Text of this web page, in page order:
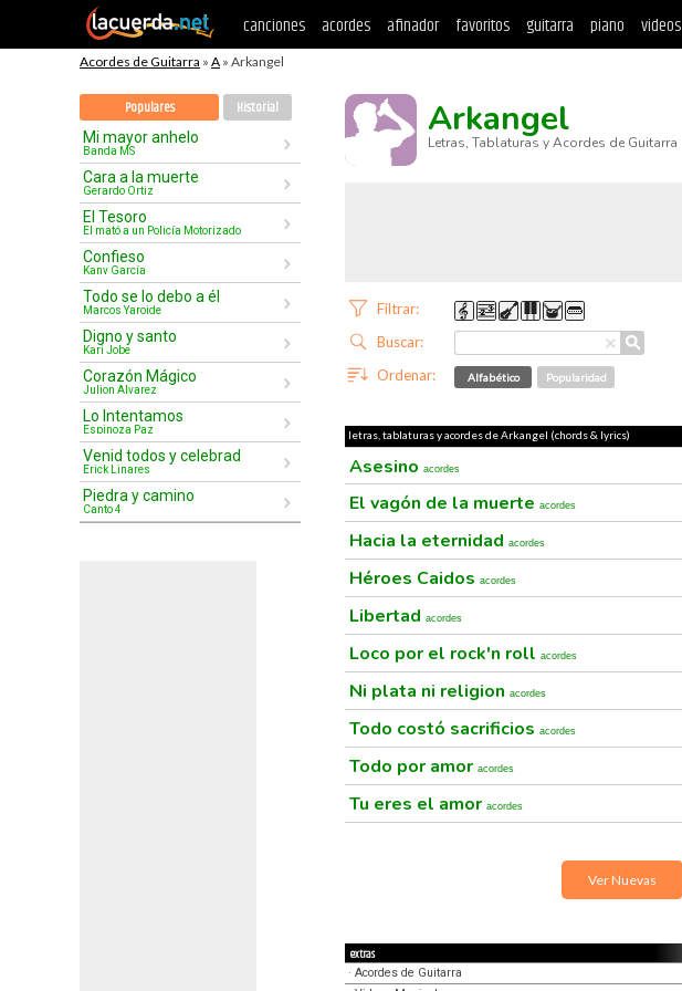
canciones acordes afinador favoritos guitarra piano videos
Acordes de Guitarra » A » Arkangel
Populares Historial
Mi mayor anhelo
Banda MS
Cara a la muerte
Gerardo Ortiz
El Tesoro
El mató a un Policía Motorizado
Confieso
Kany García
Todo se lo debo a él
Marcos Yaroide
Digno y santo
Kari Jobe
Corazón Mágico
Julion Alvarez
Lo Intentamos
Espinoza Paz
Venid todos y celebrad
Erick Linares
Piedra y camino
Canto 4
Arkangel
Letras, Tablaturas y Acordes de Guitarra
Filtrar:
×
Buscar: ⚲
Ordenar: Alfabético Popularidad
letras, tablaturas y acordes de Arkangel (chords & lyrics)
Asesino acordes
El vagón de la muerte acordes
Hacia la eternidad acordes
Héroes Caidos acordes
Libertad acordes
Loco por el rock'n roll acordes
Ni plata ni religion acordes
Todo costó sacrificios acordes
Todo por amor acordes
Tu eres el amor acordes
Ver Nuevas
extras
· Acordes de Guitarra